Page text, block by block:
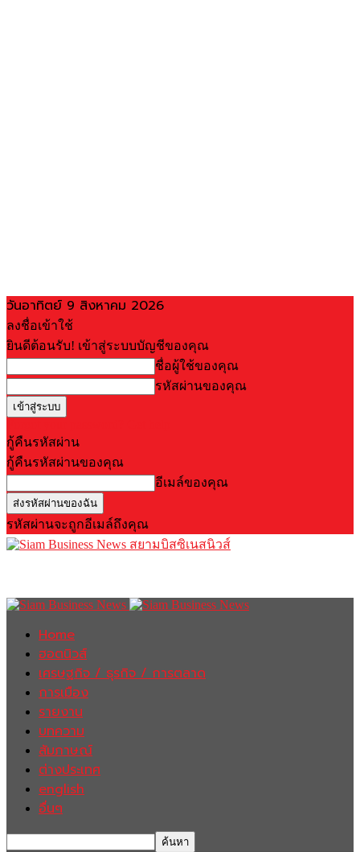
วันอาทิตย์ 9 สิงหาคม 2026
ลงชื่อเข้าใช้
ยินดีต้อนรับ! เข้าสู่ระบบบัญชีของคุณ
ชื่อผู้ใช้ของคุณ
รหัสผ่านของคุณ
กู้คืนรหัสผ่าน
กู้คืนรหัสผ่านของคุณ
อีเมล์ของคุณ
รหัสผ่านจะถูกอีเมล์ถึงคุณ
สยามบิสซิเนสนิวส์
Home
ฮอตนิวส์
เศรษฐกิจ / ธุรกิจ / การตลาด
การเมือง
รายงาน
บทความ
สัมภาษณ์
ต่างประเทศ
english
อื่นๆ